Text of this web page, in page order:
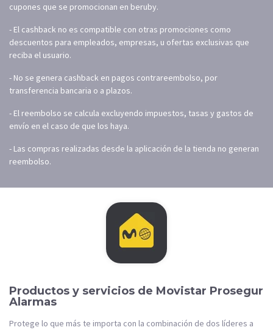
cupones que se promocionan en beruby.
- El cashback no es compatible con otras promociones como
descuentos para empleados, empresas, u ofertas exclusivas que
reciba el usuario.
- No se genera cashback en pagos contrareembolso, por
transferencia bancaria o a plazos.
- El reembolso se calcula excluyendo impuestos, tasas y gastos de
envío en el caso de que los haya.
- Las compras realizadas desde la aplicación de la tienda no generan
reembolso.
Productos y servicios de Movistar Prosegur
Alarmas
Protege lo que más te importa con la combinación de dos líderes a